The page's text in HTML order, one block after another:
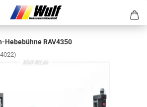
Hebebühne RAV4350
)